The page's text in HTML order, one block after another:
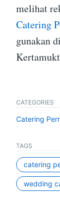
melihat
Catering
gunakan
CATEGORIES
Catering
TAGS
catering
wedding